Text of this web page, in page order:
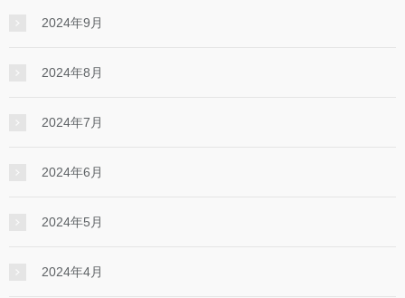
2024年9月
2024年8月
2024年7月
2024年6月
2024年5月
2024年4月